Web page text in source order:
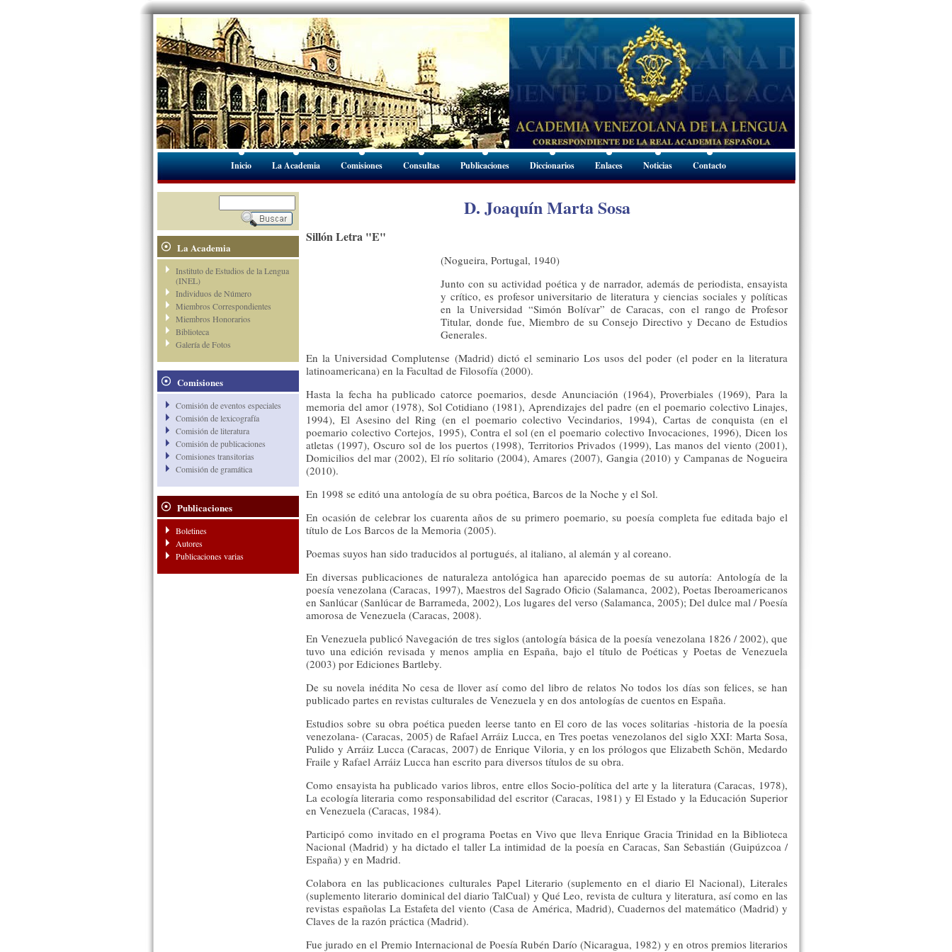
Inicio La Academia Comisiones Consultas Publicaciones Diccionarios Enlaces Noticias Contacto
La Academia
Instituto de Estudios de la Lengua
(INEL)
Individuos de Número
Miembros Correspondientes
Miembros Honorarios
Biblioteca
Galería de Fotos
Comisiones
Comisión de eventos especiales
Comisión de lexicografía
Comisión de literatura
Comisión de publicaciones
Comisiones transitorias
Comisión de gramática
Publicaciones
Boletines
Autores
Publicaciones varias
D. Joaquín Marta Sosa
Sillón Letra "E"
(Nogueira, Portugal, 1940)
Junto con su actividad poética y de narrador, además de periodista, ensayista
y crítico, es profesor universitario de literatura y ciencias sociales y políticas
en la Universidad “Simón Bolívar” de Caracas, con el rango de Profesor
Titular, donde fue, Miembro de su Consejo Directivo y Decano de Estudios
Generales.
En la Universidad Complutense (Madrid) dictó el seminario Los usos del poder (el poder en la literatura
latinoamericana) en la Facultad de Filosofía (2000).
Hasta la fecha ha publicado catorce poemarios, desde Anunciación (1964), Proverbiales (1969), Para la
memoria del amor (1978), Sol Cotidiano (1981), Aprendizajes del padre (en el poemario colectivo Linajes,
1994), El Asesino del Ring (en el poemario colectivo Vecindarios, 1994), Cartas de conquista (en el
poemario colectivo Cortejos, 1995), Contra el sol (en el poemario colectivo Invocaciones, 1996), Dicen los
atletas (1997), Oscuro sol de los puertos (1998), Territorios Privados (1999), Las manos del viento (2001),
Domicilios del mar (2002), El río solitario (2004), Amares (2007), Gangia (2010) y Campanas de Nogueira
(2010).
En 1998 se editó una antología de su obra poética, Barcos de la Noche y el Sol.
En ocasión de celebrar los cuarenta años de su primero poemario, su poesía completa fue editada bajo el
título de Los Barcos de la Memoria (2005).
Poemas suyos han sido traducidos al portugués, al italiano, al alemán y al coreano.
En diversas publicaciones de naturaleza antológica han aparecido poemas de su autoría: Antología de la
poesía venezolana (Caracas, 1997), Maestros del Sagrado Oficio (Salamanca, 2002), Poetas Iberoamericanos
en Sanlúcar (Sanlúcar de Barrameda, 2002), Los lugares del verso (Salamanca, 2005); Del dulce mal / Poesía
amorosa de Venezuela (Caracas, 2008).
En Venezuela publicó Navegación de tres siglos (antología básica de la poesía venezolana 1826 / 2002), que
tuvo una edición revisada y menos amplia en España, bajo el título de Poéticas y Poetas de Venezuela
(2003) por Ediciones Bartleby.
De su novela inédita No cesa de llover así como del libro de relatos No todos los días son felices, se han
publicado partes en revistas culturales de Venezuela y en dos antologías de cuentos en España.
Estudios sobre su obra poética pueden leerse tanto en El coro de las voces solitarias -historia de la poesía
venezolana- (Caracas, 2005) de Rafael Arráiz Lucca, en Tres poetas venezolanos del siglo XXI: Marta Sosa,
Pulido y Arráiz Lucca (Caracas, 2007) de Enrique Viloria, y en los prólogos que Elizabeth Schön, Medardo
Fraile y Rafael Arráiz Lucca han escrito para diversos títulos de su obra.
Como ensayista ha publicado varios libros, entre ellos Socio-política del arte y la literatura (Caracas, 1978),
La ecología literaria como responsabilidad del escritor (Caracas, 1981) y El Estado y la Educación Superior
en Venezuela (Caracas, 1984).
Participó como invitado en el programa Poetas en Vivo que lleva Enrique Gracia Trinidad en la Biblioteca
Nacional (Madrid) y ha dictado el taller La intimidad de la poesía en Caracas, San Sebastián (Guipúzcoa /
España) y en Madrid.
Colabora en las publicaciones culturales Papel Literario (suplemento en el diario El Nacional), Literales
(suplemento literario dominical del diario TalCual) y Qué Leo, revista de cultura y literatura, así como en las
revistas españolas La Estafeta del viento (Casa de América, Madrid), Cuadernos del matemático (Madrid) y
Claves de la razón práctica (Madrid).
Fue jurado en el Premio Internacional de Poesía Rubén Darío (Nicaragua, 1982) y en otros premios literarios